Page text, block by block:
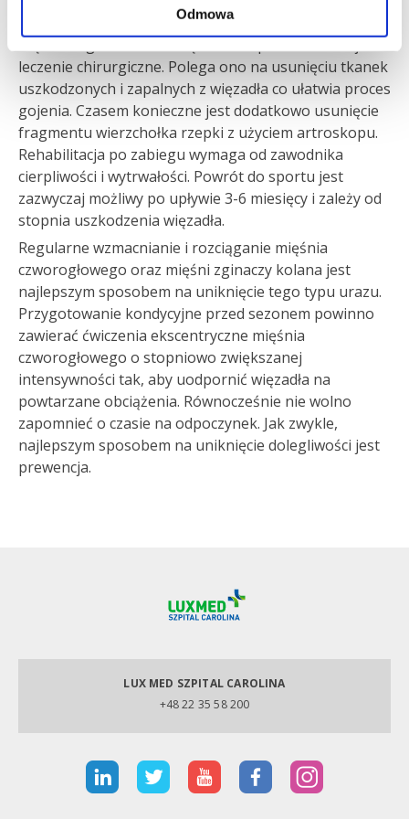
Odmowa
przewlekłego, nawracającego lub w przypadku
częściowego zerwania więzadła rzepki konieczne jest
leczenie chirurgiczne. Polega ono na usunięciu tkanek
uszkodzonych i zapalnych z więzadła co ułatwia proces
gojenia. Czasem konieczne jest dodatkowo usunięcie
fragmentu wierzchołka rzepki z użyciem artroskopu.
Rehabilitacja po zabiegu wymaga od zawodnika
cierpliwości i wytrwałości. Powrót do sportu jest
zazwyczaj możliwy po upływie 3-6 miesięcy i zależy od
stopnia uszkodzenia więzadła.
Regularne wzmacnianie i rozciąganie mięśnia
czworogłowego oraz mięśni zginaczy kolana jest
najlepszym sposobem na uniknięcie tego typu urazu.
Przygotowanie kondycyjne przed sezonem powinno
zawierać ćwiczenia ekscentryczne mięśnia
czworogłowego o stopniowo zwiększanej
intensywności tak, aby uodpornić więzadła na
powtarzane obciążenia. Równocześnie nie wolno
zapomnieć o czasie na odpoczynek. Jak zwykle,
najlepszym sposobem na uniknięcie dolegliwości jest
prewencja.
LUX MED SZPITAL CAROLINA
+48 22 35 58 200